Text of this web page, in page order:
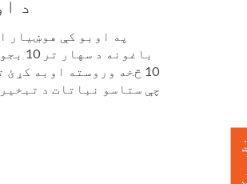
د
په اوبو کې هوښیار
10 څخه وروسته اوبه
چې ستاسو نباتات د